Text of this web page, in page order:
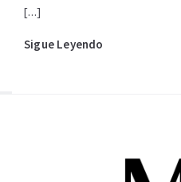
[…]
Sigue Leyendo